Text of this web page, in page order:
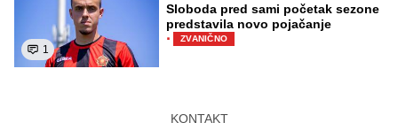
1
Sloboda pred sami početak sezone
predstavila novo pojačanje
· ZVANIČNO
KONTAKT